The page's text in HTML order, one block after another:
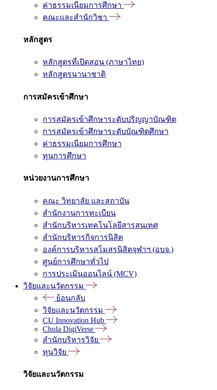
ค่าธรรมเนียมการศึกษา
คณะและสำนักวิชา
หลักสูตร
หลักสูตรที่เปิดสอน (ภาษาไทย)
หลักสูตรนานาชาติ
การสมัครเข้าศึกษา
การสมัครเข้าศึกษาระดับปริญญาบัณฑิต
การสมัครเข้าศึกษาระดับบัณฑิตศึกษา
ค่าธรรมเนียมการศึกษา
ทุนการศึกษา
หน่วยงานการศึกษา
คณะ วิทยาลัย และสถาบัน
สำนักงานการทะเบียน
สำนักบริหารเทคโนโลยีสารสนเทศ
สำนักบริหารกิจการนิสิต
องค์การบริหารสโมสรนิสิตจุฬาฯ (อบจ.)
ศูนย์การศึกษาทั่วไป
การประเมินออนไลน์ (MCV)
วิจัยและนวัตกรรม
ย้อนกลับ
วิจัยและนวัตกรรม
CU Innovation Hub
Chula DigiVerse
สำนักบริหารวิจัย
ทุนวิจัย
วิจัยและนวัตกรรม